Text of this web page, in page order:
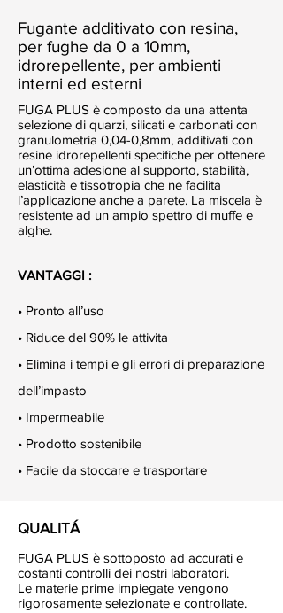
Fugante additivato con resina,
per fughe da 0 a 10mm,
idrorepellente, per ambienti
interni ed esterni
FUGA PLUS è composto da una attenta
selezione di quarzi, silicati e carbonati con
granulometria 0,04-0,8mm, additivati con
resine idrorepellenti specifiche per ottenere
un’ottima adesione al supporto, stabilità,
elasticità e tissotropia che ne facilita
l’applicazione anche a parete. La miscela è
resistente ad un ampio spettro di muffe e
alghe.
VANTAGGI :
• Pronto all’uso
• Riduce del 90% le attivita
• Elimina i tempi e gli errori di preparazione
dell’impasto
• Impermeabile
• Prodotto sostenibile
• Facile da stoccare e trasportare
QUALITÁ
FUGA PLUS è sottoposto ad accurati e
costanti controlli dei nostri laboratori.
Le materie prime impiegate vengono
rigorosamente selezionate e controllate.